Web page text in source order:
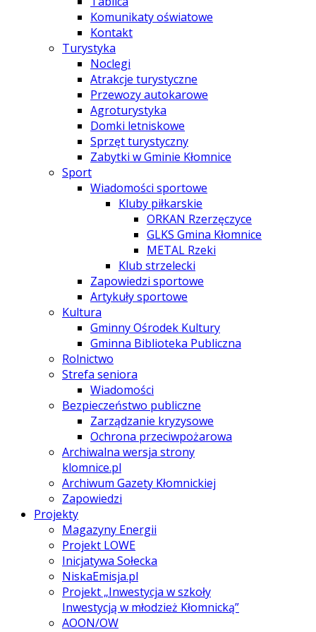
Komunikaty oświatowe
Kontakt
Turystyka
Noclegi
Atrakcje turystyczne
Przewozy autokarowe
Agroturystyka
Domki letniskowe
Sprzęt turystyczny
Zabytki w Gminie Kłomnice
Sport
Wiadomości sportowe
Kluby piłkarskie
ORKAN Rzerzęczyce
GLKS Gmina Kłomnice
METAL Rzeki
Klub strzelecki
Zapowiedzi sportowe
Artykuły sportowe
Kultura
Gminny Ośrodek Kultury
Gminna Biblioteka Publiczna
Rolnictwo
Strefa seniora
Wiadomości
Bezpieczeństwo publiczne
Zarządzanie kryzysowe
Ochrona przeciwpożarowa
Archiwalna wersja strony
klomnice.pl
Archiwum Gazety Kłomnickiej
Zapowiedzi
Projekty
Magazyny Energii
Projekt LOWE
Inicjatywa Sołecka
NiskaEmisja.pl
Projekt „Inwestycja w szkoły
Inwestycją w młodzież Kłomnicką”
AOON/OW